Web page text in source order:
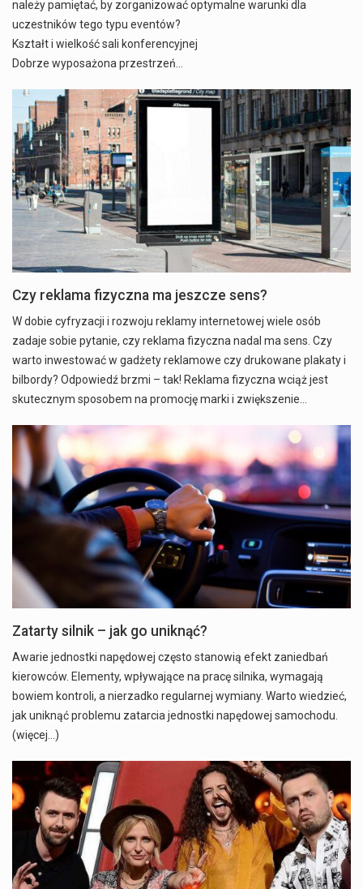
należy pamiętać, by zorganizować optymalne warunki dla
uczestników tego typu eventów?
Kształt i wielkość sali konferencyjnej
Dobrze wyposażona przestrzeń…
Czy reklama fizyczna ma jeszcze sens?
W dobie cyfryzacji i rozwoju reklamy internetowej wiele osób
zadaje sobie pytanie, czy reklama fizyczna nadal ma sens. Czy
warto inwestować w gadżety reklamowe czy drukowane plakaty i
bilbordy? Odpowiedź brzmi – tak! Reklama fizyczna wciąż jest
skutecznym sposobem na promocję marki i zwiększenie…
Zatarty silnik – jak go uniknąć?
Awarie jednostki napędowej często stanowią efekt zaniedbań
kierowców. Elementy, wpływające na pracę silnika, wymagają
bowiem kontroli, a nierzadko regularnej wymiany. Warto wiedzieć,
jak uniknąć problemu zatarcia jednostki napędowej samochodu.
(więcej…)